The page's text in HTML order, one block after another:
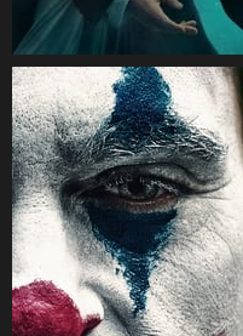
CineSam 9 octobre 2024